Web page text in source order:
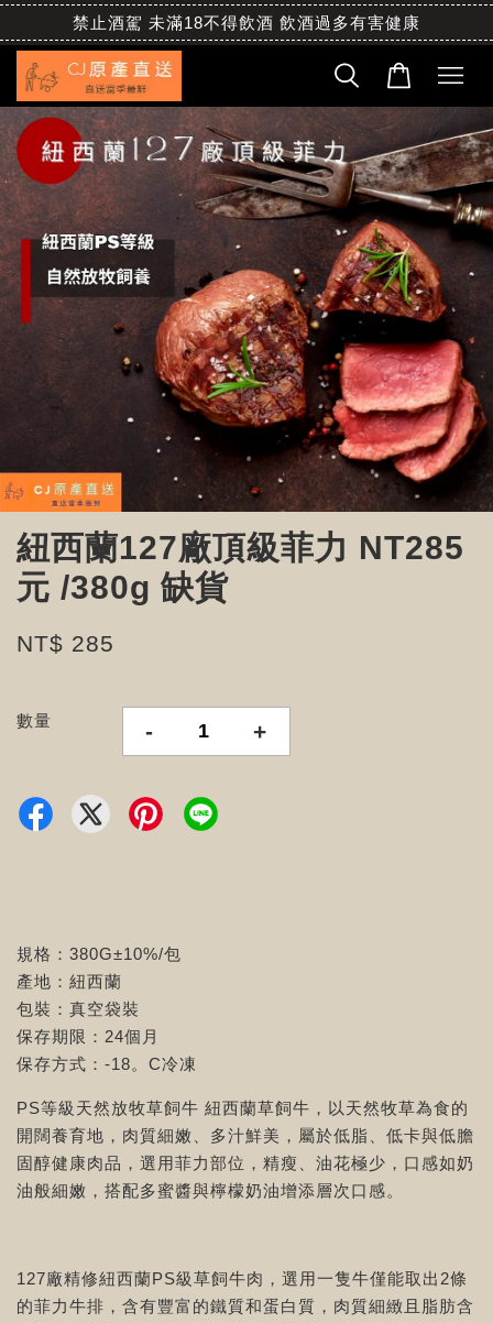
禁止酒駕 未滿18不得飲酒 飲酒過多有害健康
紐西蘭127廠頂級菲力 NT285
元 /380g 缺貨
NT$ 285
數量 - +
規格：380G±10%/包
產地：紐西蘭
包裝：真空袋裝
保存期限：24個月
保存方式：-18。C冷凍
PS等級天然放牧草飼牛 紐西蘭草飼牛，以天然牧草為食的
開闊養育地，肉質細嫩、多汁鮮美，屬於低脂、低卡與低膽
固醇健康肉品，選用菲力部位，精瘦、油花極少，口感如奶
油般細嫩，搭配多蜜醬與檸檬奶油增添層次口感。
127廠精修紐西蘭PS級草飼牛肉，選用一隻牛僅能取出2條
的菲力牛排，含有豐富的鐵質和蛋白質，肉質細緻且脂肪含